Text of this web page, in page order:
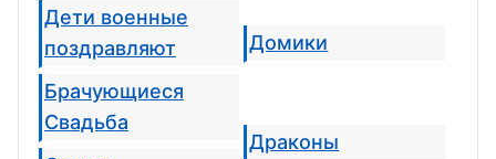
Дети военные
поздравляют
Брачующиеся
Свадьба
Домики
Драконы